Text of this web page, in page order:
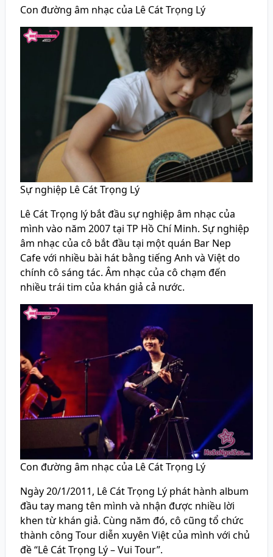
Con đường âm nhạc của Lê Cát Trọng Lý
Sự nghiệp Lê Cát Trọng Lý
Lê Cát Trọng lý bắt đầu sự nghiệp âm nhạc của
mình vào năm 2007 tại TP Hồ Chí Minh. Sự nghiệp
âm nhạc của cô bắt đầu tại một quán Bar Nep
Cafe với nhiều bài hát bằng tiếng Anh và Việt do
chính cô sáng tác. Âm nhạc của cô chạm đến
nhiều trái tim của khán giả cả nước.
Con đường âm nhạc của Lê Cát Trọng Lý
Ngày 20/1/2011, Lê Cát Trọng Lý phát hành album
đầu tay mang tên mình và nhận được nhiều lời
khen từ khán giả. Cùng năm đó, cô cũng tổ chức
thành công Tour diễn xuyên Việt của mình với chủ
đề “Lê Cát Trọng Lý – Vui Tour”.